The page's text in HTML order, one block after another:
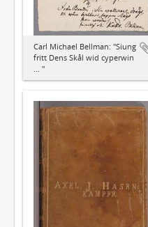
Carl Michael Bellman: "Siung
fritt Dens Skål wid cyperwin
... "